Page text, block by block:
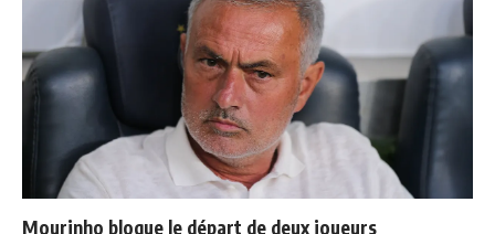
Mourinho bloque le départ de deux joueurs